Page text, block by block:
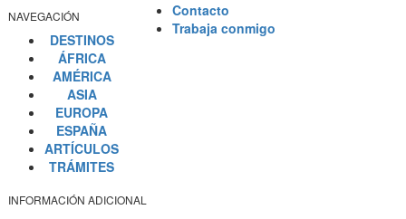
NAVEGACIÓN
DESTINOS
ÁFRICA
AMÉRICA
ASIA
EUROPA
ESPAÑA
ARTÍCULOS
TRÁMITES
Contacto
Trabaja conmigo
INFORMACIÓN ADICIONAL